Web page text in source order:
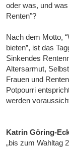
oder was, und
Renten"?
Nach dem Motto,
bieten”, ist das
Sinkendes
Altersarmut,
Frauen und
Potpourri
werden
Katrin Göring-
„bis zum Wahltag